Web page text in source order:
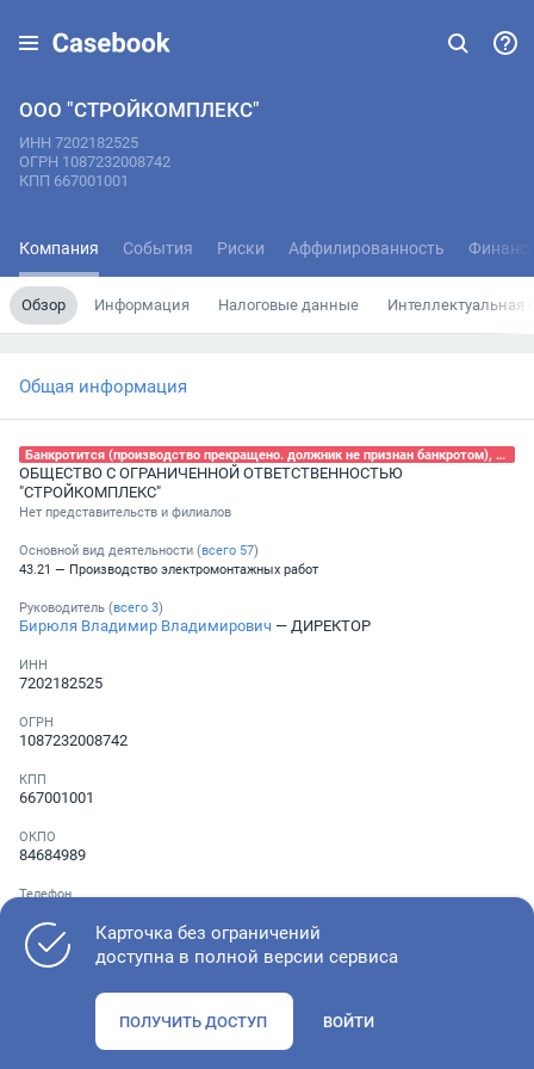
ООО "СТРОЙКОМПЛЕКС"
ИНН 7202182525
ОГРН 1087232008742
КПП 667001001
Компания События Риски Аффилированность
Обзор Информация Налоговые данные Интеллектуальная
Общая информация
Банкротится (производство прекращено. должник не признан банкротом), 05.06.2026
ОБЩЕСТВО С ОГРАНИЧЕННОЙ ОТВЕТСТВЕННОСТЬЮ
"СТРОЙКОМПЛЕКС"
Нет представительств и филиалов
Основной вид деятельности (всего 57)
43.21 — Производство электромонтажных работ
Руководитель (всего 3)
Бирюля Владимир Владимирович — ДИРЕКТОР
ИНН
7202182525
ОГРН
1087232008742
КПП
667001001
ОКПО
84684989
Телефон
Как оценить состояние компании
Карточка без ограничений
доступна в полной версии сервиса
ПОЛУЧИТЬ ДОСТУП ВОЙТИ